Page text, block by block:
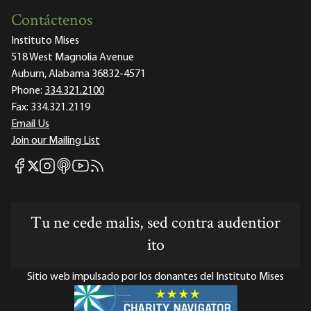
Contáctenos
Instituto Mises
518 West Magnolia Avenue
Auburn, Alabama 36832-4571
Phone: 334.321.2100
Fax: 334.321.2119
Email Us
Join our Mailing List
Mises Facebook
Mises X
Mises Instagram
Mises itunes
Mises Youtube
Mises RSS feed
Tu ne cede malis, sed contra audentior
ito
Sitio web impulsado por los donantes del Instituto Mises